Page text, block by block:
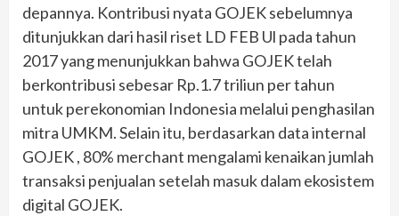
depannya. Kontribusi nyata GOJEK sebelumnya
ditunjukkan dari hasil riset LD FEB Ul pada tahun
2017 yang menunjukkan bahwa GOJEK telah
berkontribusi sebesar Rp.1.7 triliun per tahun
untuk perekonomian Indonesia melalui penghasilan
mitra UMKM. Selain itu, berdasarkan data internal
GOJEK , 80% merchant mengalami kenaikan jumlah
transaksi penjualan setelah masuk dalam ekosistem
digital GOJEK.